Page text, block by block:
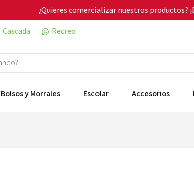
¿Quieres comercializar nuestros productos?
Cascada Recreo
Bolsos y Morrales Escolar Accesorios